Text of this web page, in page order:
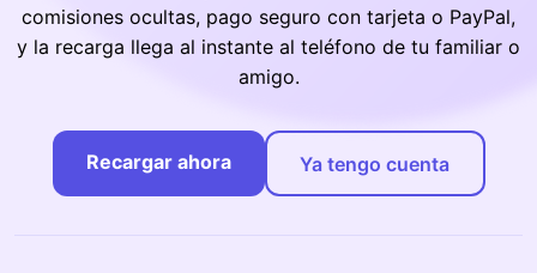
comisiones ocultas, pago seguro con tarjeta o PayPal,
y la recarga llega al instante al teléfono de tu familiar o
amigo.
Recargar ahora Ya tengo cuenta